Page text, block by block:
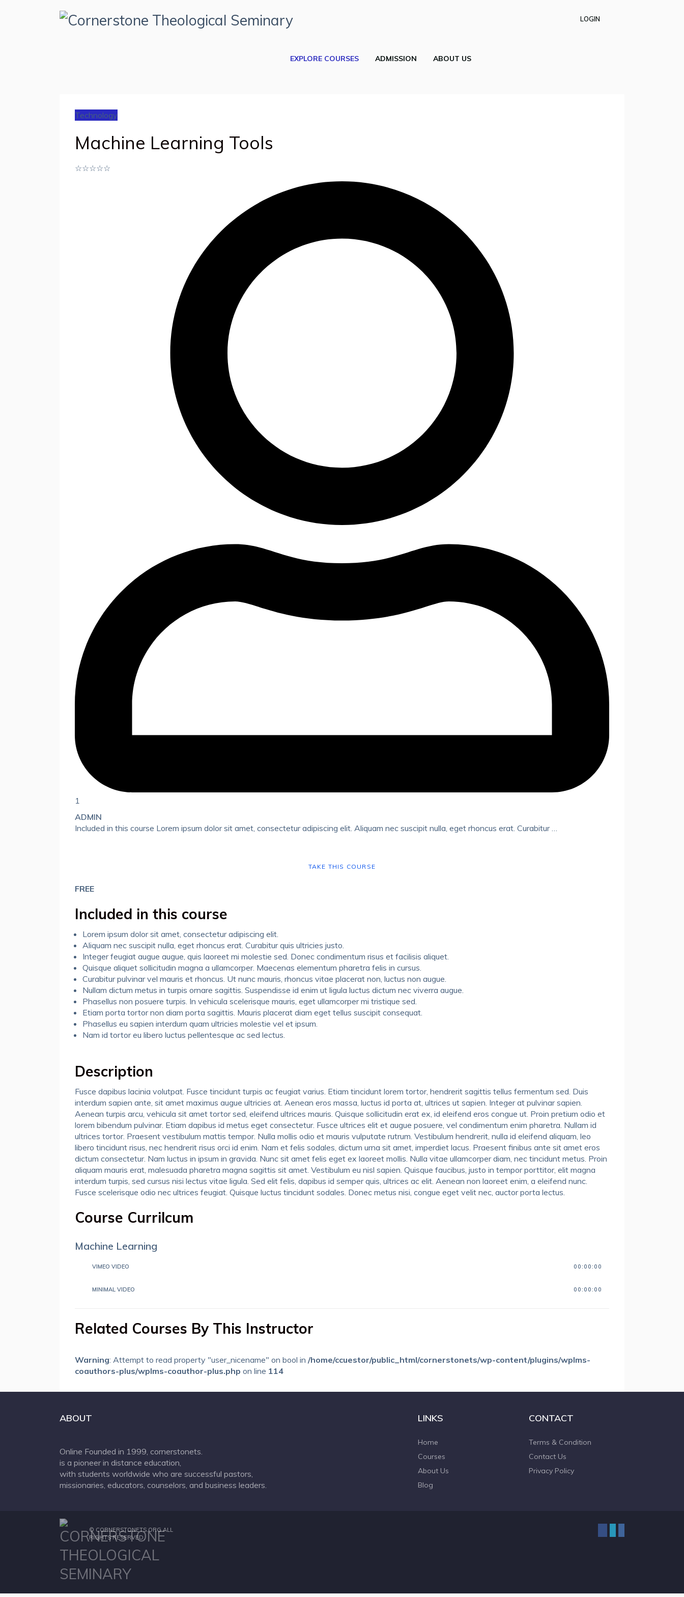
EXPLORE COURSES ADMISSION ABOUT US
LOGIN
Technology
Machine Learning Tools
1
ADMIN
Included in this course Lorem ipsum dolor sit amet, consectetur adipiscing elit. Aliquam nec suscipit nulla, eget rhoncus erat. Curabitur …
TAKE THIS COURSE
FREE
Included in this course
Lorem ipsum dolor sit amet, consectetur adipiscing elit.
Aliquam nec suscipit nulla, eget rhoncus erat. Curabitur quis ultricies justo.
Integer feugiat augue augue, quis laoreet mi molestie sed. Donec condimentum risus et facilisis aliquet.
Quisque aliquet sollicitudin magna a ullamcorper. Maecenas elementum pharetra felis in cursus.
Curabitur pulvinar vel mauris et rhoncus. Ut nunc mauris, rhoncus vitae placerat non, luctus non augue.
Nullam dictum metus in turpis ornare sagittis. Suspendisse id enim ut ligula luctus dictum nec viverra augue.
Phasellus non posuere turpis. In vehicula scelerisque mauris, eget ullamcorper mi tristique sed.
Etiam porta tortor non diam porta sagittis. Mauris placerat diam eget tellus suscipit consequat.
Phasellus eu sapien interdum quam ultricies molestie vel et ipsum.
Nam id tortor eu libero luctus pellentesque ac sed lectus.
Description
Fusce dapibus lacinia volutpat. Fusce tincidunt turpis ac feugiat varius. Etiam tincidunt lorem tortor, hendrerit sagittis tellus fermentum sed. Duis
interdum sapien ante, sit amet maximus augue ultricies at. Aenean eros massa, luctus id porta at, ultrices ut sapien. Integer at pulvinar sapien.
Aenean turpis arcu, vehicula sit amet tortor sed, eleifend ultrices mauris. Quisque sollicitudin erat ex, id eleifend eros congue ut. Proin pretium odio et
lorem bibendum pulvinar. Etiam dapibus id metus eget consectetur. Fusce ultrices elit et augue posuere, vel condimentum enim pharetra. Nullam id
ultrices tortor. Praesent vestibulum mattis tempor. Nulla mollis odio et mauris vulputate rutrum. Vestibulum hendrerit, nulla id eleifend aliquam, leo
libero tincidunt risus, nec hendrerit risus orci id enim. Nam et felis sodales, dictum urna sit amet, imperdiet lacus. Praesent finibus ante sit amet eros
dictum consectetur. Nam luctus in ipsum in gravida. Nunc sit amet felis eget ex laoreet mollis. Nulla vitae ullamcorper diam, nec tincidunt metus. Proin
aliquam mauris erat, malesuada pharetra magna sagittis sit amet. Vestibulum eu nisl sapien. Quisque faucibus, justo in tempor porttitor, elit magna
interdum turpis, sed cursus nisi lectus vitae ligula. Sed elit felis, dapibus id semper quis, ultrices ac elit. Aenean non laoreet enim, a eleifend nunc.
Fusce scelerisque odio nec ultrices feugiat. Quisque luctus tincidunt sodales. Donec metus nisi, congue eget velit nec, auctor porta lectus.
Course Currilcum
Machine Learning
VIMEO VIDEO 00:00:00
MINIMAL VIDEO 00:00:00
Related Courses By This Instructor
Warning: Attempt to read property "user_nicename" on bool in /home/ccuestor/public_html/cornerstonets/wp-content/plugins/wplms-
coauthors-plus/wplms-coauthor-plus.php on line 114
ABOUT
Online Founded in 1999, cornerstonets.
is a pioneer in distance education,
with students worldwide who are successful pastors,
missionaries, educators, counselors, and business leaders.
LINKS
Home
Courses
About Us
Blog
CONTACT
Terms & Condition
Contact Us
Privacy Policy
© CORNERSTONETS.ORGALL
RIGHTS RESERVED.